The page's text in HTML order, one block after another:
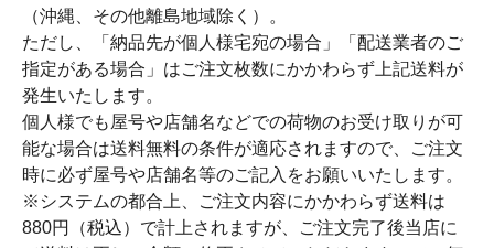
（沖縄、その他離島地域除く）。
ただし、「納品先が個人様宅宛の場合」「配送業者のご
指定がある場合」はご注文枚数にかかわらず上記送料が
発生いたします。
個人様でも屋号や店舗名などでの荷物のお受け取りが可
能な場合は送料無料の条件が適応されますので、ご注文
時に必ず屋号や店舗名等のご記入をお願いいたします。
※システムの都合上、ご注文内容にかかわらず送料は
880円（税込）で計上されますが、ご注文完了後当店に